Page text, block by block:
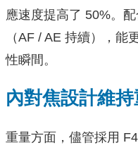
應速度提高了 50%。
（AF / AE 持續），能
性瞬間。
內對焦設計維
重量方面，儘管採用